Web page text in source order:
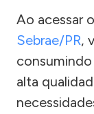
Ao acessar
Sebrae/PR,
alta